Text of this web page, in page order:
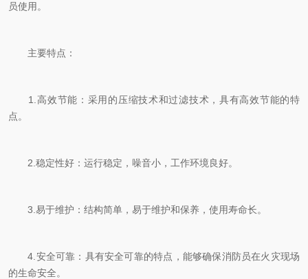
员使用。
主要特点：
1.高效节能：采用的压缩技术和过滤技术，具有高效节能的特
点。
2.稳定性好：运行稳定，噪音小，工作环境良好。
3.易于维护：结构简单，易于维护和保养，使用寿命长。
4.安全可靠：具有安全可靠的特点，能够确保消防员在火灾现场
的生命安全。